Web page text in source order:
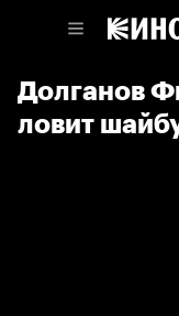
Долганов
ловит